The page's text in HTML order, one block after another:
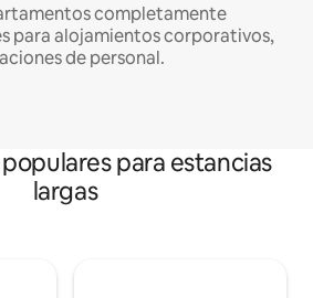
completamente
para alojamientos corporativos,
de personal.
para estancias
largas